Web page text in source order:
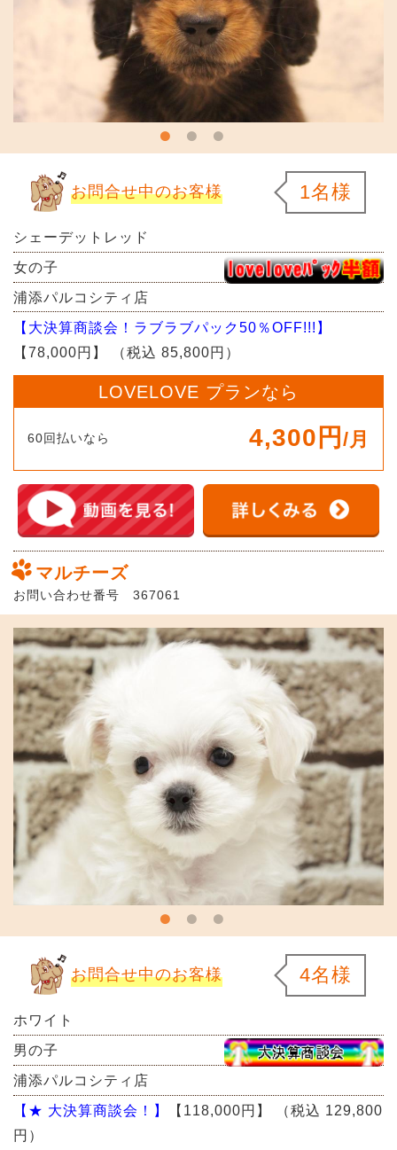
お問合せ中のお客様 1名様
シェーデットレッド
女の子
浦添パルコシティ店
【大決算商談会！ラブラブパック50％OFF!!!】
【78,000円】
（税込 85,800円）
LOVELOVE プランなら
60回払いなら 4,300円 /月
マルチーズ
お問い合わせ番号 367061
お問合せ中のお客様 4名様
ホワイト
男の子
浦添パルコシティ店
【★ 大決算商談会！】
【118,000円】
（税込 129,800
円）